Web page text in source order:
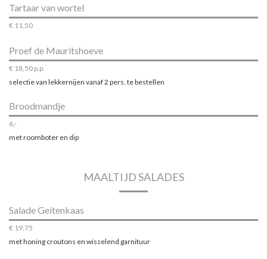
Tartaar van wortel
€ 11,50
Proef de Mauritshoeve
€ 18,50 p.p.
selectie van lekkernijen vanaf 2 pers. te bestellen
Broodmandje
6,-
met roomboter en dip
MAALTIJD SALADES
Salade Geitenkaas
€ 19,75
met honing croutons en wisselend garnituur